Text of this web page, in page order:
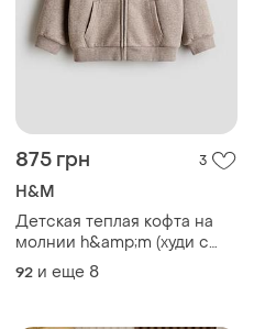
875 грн 3
H&M
Детская теплая кофта на
молнии h&amp;m (худи с
капюшоном) | базовая
утепленная толстовка
92 и еще 8